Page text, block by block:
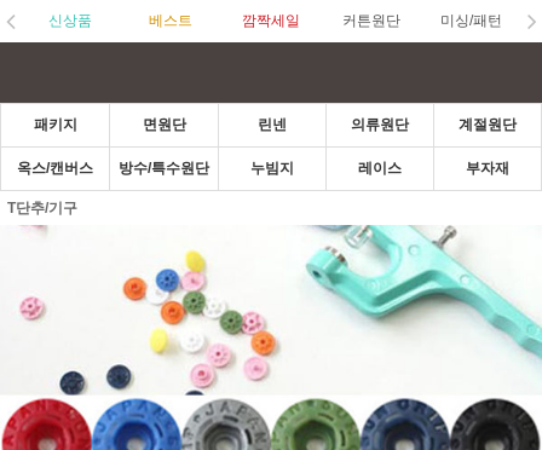
신상품 베스트 깜짝세일 커튼원단 미싱/패턴
패키지 면원단 린넨 의류원단 계절원단
옥스/캔버스 방수/특수원단 누빔지 레이스 부자재
T단추/기구